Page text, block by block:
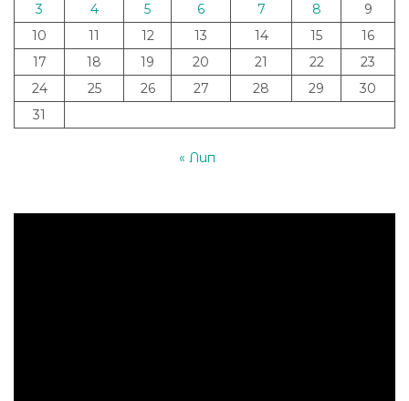
3
4 5 6 7 8
9
10
11 12 13 14 15
16
17
18 19 20 21 22
23
24
25 26 27 28 29
30
31
« Лип